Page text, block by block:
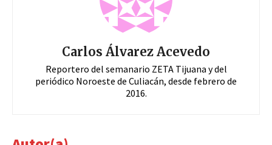
Carlos Álvarez Acevedo
Reportero del semanario ZETA Tijuana y del
periódico Noroeste de Culiacán, desde febrero de
2016.